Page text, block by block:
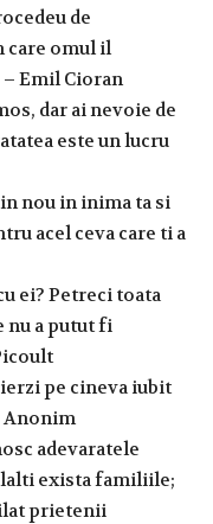
de
care omul il
Emil Cioran
dar ai nevoie de
este un lucru
nou in inima ta si
acel ceva care ti a
ei? Petreci toata
nu a putut fi
pe cineva iubit
Anonim
adevaratele
exista familiile;
prietenii